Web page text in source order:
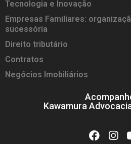
Tecnologia e Inovação
Empresas Familiares:
sucessória
Direito tributário
Contratos
Negócios Imobiliários
Kawamura